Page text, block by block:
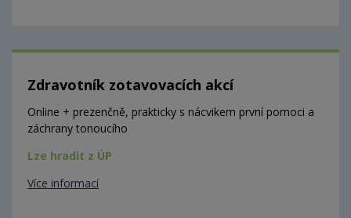
Zdravotník zotavovacích akcí
Online + prezenčně, prakticky s nácvikem první pomoci a
záchrany tonoucího
Lze hradit z ÚP
Více informací